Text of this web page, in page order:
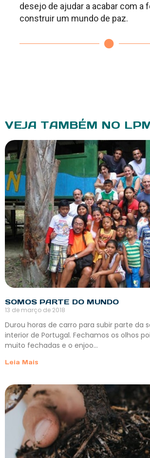
desejo de ajudar a acabar com a
construir um mundo de paz.
VEJA TAMBÉM NO
SOMOS PARTE DO MUNDO
13 de março de 2018
Durou horas de carro para subir parte da
interior de Portugal. Fechamos os olhos
muito fechadas e o enjoo…
Leia Mais